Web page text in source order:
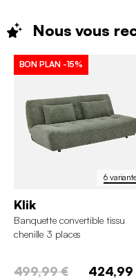
Nous vous
6
BON PLAN -15%
Klik
Banquette convertible tissu
chenille 3 places
499,99 € 424,99